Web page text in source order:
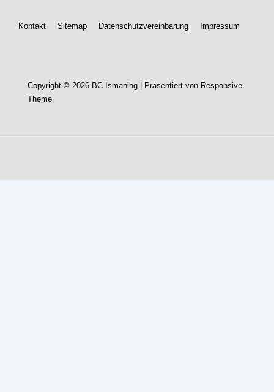
Footer-
Kontakt Sitemap Datenschutzvereinbarung Impressum
Copyright © 2026 BC Ismaning | Präsentiert von Responsive-
Theme